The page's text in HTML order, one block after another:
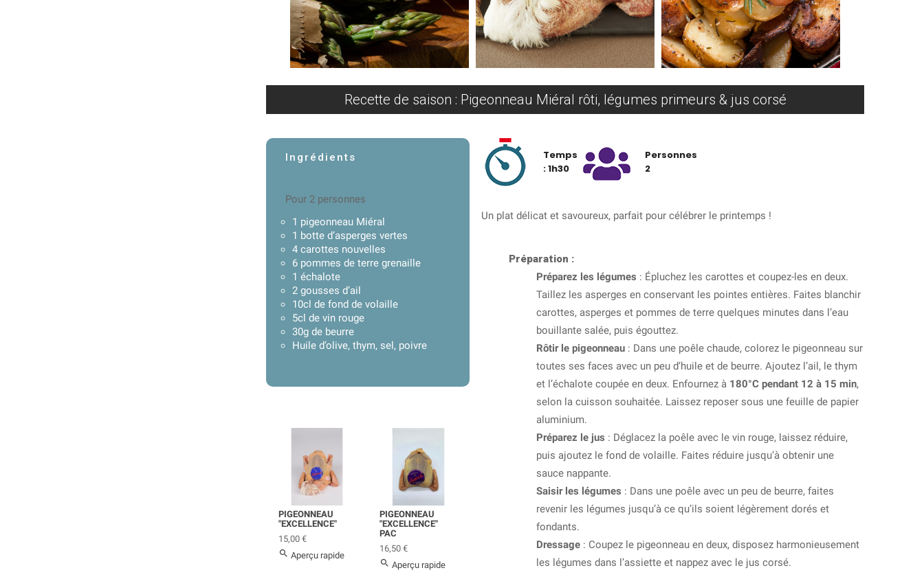
Recette de saison : Pigeonneau Miéral rôti, légumes primeurs & jus corsé
Ingrédients
Pour 2 personnes
1 pigeonneau Miéral
1 botte d’asperges vertes
4 carottes nouvelles
6 pommes de terre grenaille
1 échalote
2 gousses d’ail
10cl de fond de volaille
5cl de vin rouge
30g de beurre
Huile d’olive, thym, sel, poivre
PIGEONNEAU
"EXCELLENCE"
Prix
15,00 €
 Aperçu rapide
PIGEONNEAU
"EXCELLENCE"
PAC
Prix
16,50 €
 Aperçu rapide
Temps
: 1h30
Personnes
2
Un plat délicat et savoureux, parfait pour célébrer le printemps !
Préparation :
Préparez les légumes : Épluchez les carottes et coupez-les en deux.
Taillez les asperges en conservant les pointes entières. Faites blanchir
carottes, asperges et pommes de terre quelques minutes dans l’eau
bouillante salée, puis égouttez.
Rôtir le pigeonneau : Dans une poêle chaude, colorez le pigeonneau sur
toutes ses faces avec un peu d’huile et de beurre. Ajoutez l’ail, le thym
et l’échalote coupée en deux. Enfournez à 180°C pendant 12 à 15 min,
selon la cuisson souhaitée. Laissez reposer sous une feuille de papier
aluminium.
Préparez le jus : Déglacez la poêle avec le vin rouge, laissez réduire,
puis ajoutez le fond de volaille. Faites réduire jusqu’à obtenir une
sauce nappante.
Saisir les légumes : Dans une poêle avec un peu de beurre, faites
revenir les légumes jusqu’à ce qu’ils soient légèrement dorés et
fondants.
Dressage : Coupez le pigeonneau en deux, disposez harmonieusement
les légumes dans l’assiette et nappez avec le jus corsé.